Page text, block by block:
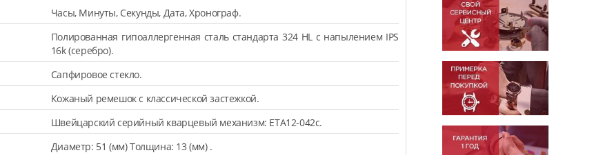
Часы, Минуты, Секунды, Дата, Хронограф.
Полированная гипоаллергенная сталь стандарта 324 HL с напылением IPS
16k (серебро).
Сапфировое стекло.
Кожаный ремешок с классической застежкой.
Швейцарский серийный кварцевый механизм: ETA12-042c.
Диаметр: 51 (мм) Толщина: 13 (мм) .